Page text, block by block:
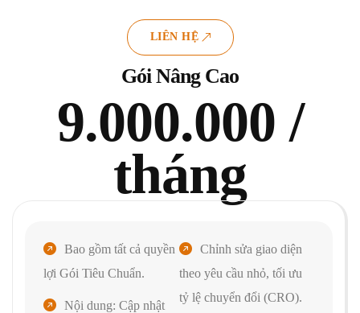
LIÊN HỆ
Gói Nâng Cao
9.000.000 /
tháng
Bao gồm tất cả quyền
lợi Gói Tiêu Chuẩn.
Nội dung: Cập nhật
Chỉnh sửa giao diện
theo yêu cầu nhỏ, tối ưu
tỷ lệ chuyển đổi (CRO).